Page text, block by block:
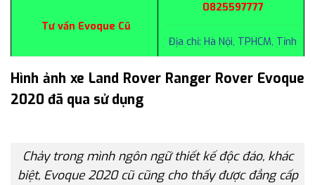
Tư vấn Evoque Cũ
0825597777
Địa chỉ: Hà Nội, TPHCM, Tỉnh
Hình ảnh xe Land Rover Ranger Rover Evoque
2020 đã qua sử dụng
Chảy trong mình ngôn ngữ thiết kế độc đáo, khác
biệt, Evoque 2020 cũ cũng cho thấy được đẳng cấp